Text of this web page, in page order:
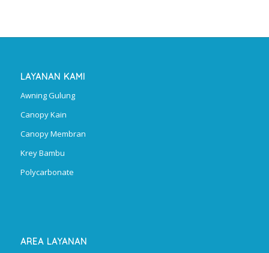
LAYANAN KAMI
Awning Gulung
Canopy Kain
Canopy Membran
Krey Bambu
Polycarbonate
AREA LAYANAN